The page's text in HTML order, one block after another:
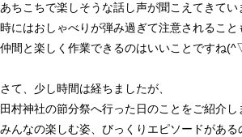
あちこちで楽しそうな話し声が聞こえてきてい
時にはおしゃべりが弾み過ぎて注意されること
仲間と楽しく作業できるのはいいことですね(^
さて、少し時間は経ちましたが、
田村神社の節分祭へ行った日のことをご紹介し
みんなの楽しむ姿、びっくりエピソードがある